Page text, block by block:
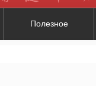
Полезное